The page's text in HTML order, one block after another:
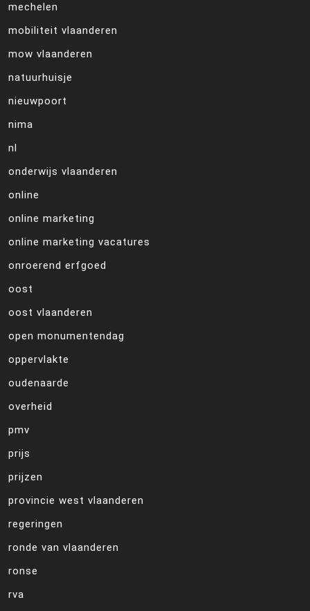
mechelen
mobiliteit vlaanderen
mow vlaanderen
natuurhuisje
nieuwpoort
nima
nl
onderwijs vlaanderen
online
online marketing
online marketing vacatures
onroerend erfgoed
oost
oost vlaanderen
open monumentendag
oppervlakte
oudenaarde
overheid
pmv
prijs
prijzen
provincie west vlaanderen
regeringen
ronde van vlaanderen
ronse
rva